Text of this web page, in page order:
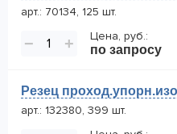
арт.: 70134, 125 шт.
− +
Цена, руб.:
по запросу
Резец
арт.: 132380, 399 шт.